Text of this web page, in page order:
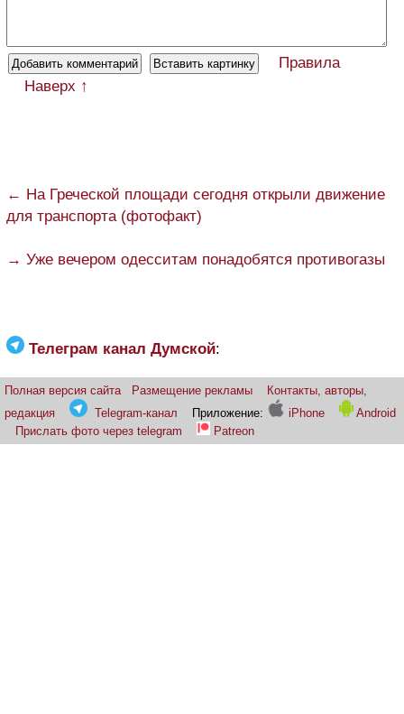
Правила
Наверх ↑
← На Греческой площади сегодня открыли движение
для транспорта (фотофакт)
→ Уже вечером одесситам понадобятся противогазы
Телеграм канал Думской:
Полная версия сайта Размещение рекламы
Контакты, авторы,
редакция
Telegram-канал Приложение: iPhone
Android
Прислать фото через telegram
Patreon